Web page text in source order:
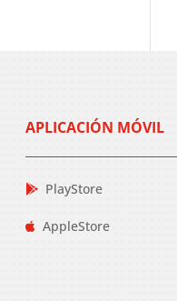
APLICACIÓN MÓVIL
PlayStore
AppleStore